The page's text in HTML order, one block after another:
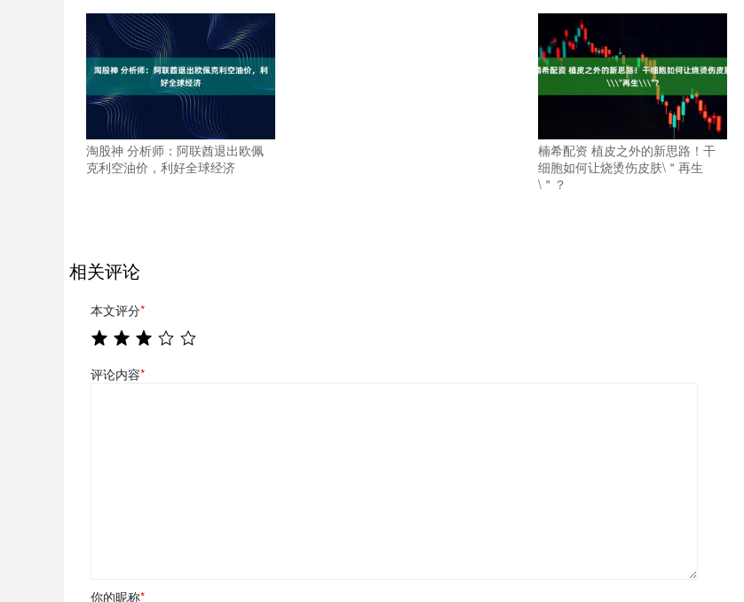
淘股神 分析师：阿联酋退出欧佩
克利空油价，利好全球经济
楠希配资 植皮之外的新思路！干
细胞如何让烧烫伤皮肤\＂再生
\＂？
相关评论
本文评分*
评论内容*
你的昵称*